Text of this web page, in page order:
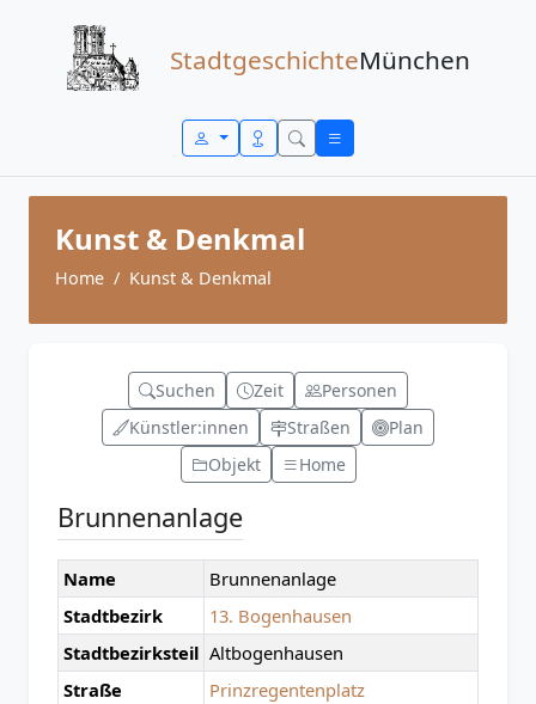
StadtgeschichteMünchen
Kunst & Denkmal
Home Kunst & Denkmal
Suchen Zeit
Personen
Künstler:innen
Straßen
Plan
Objekt
Home
Brunnenanlage
Name
Brunnenanlage
Stadtbezirk
13. Bogenhausen
Stadtbezirksteil Altbogenhausen
Straße
Prinzregentenplatz